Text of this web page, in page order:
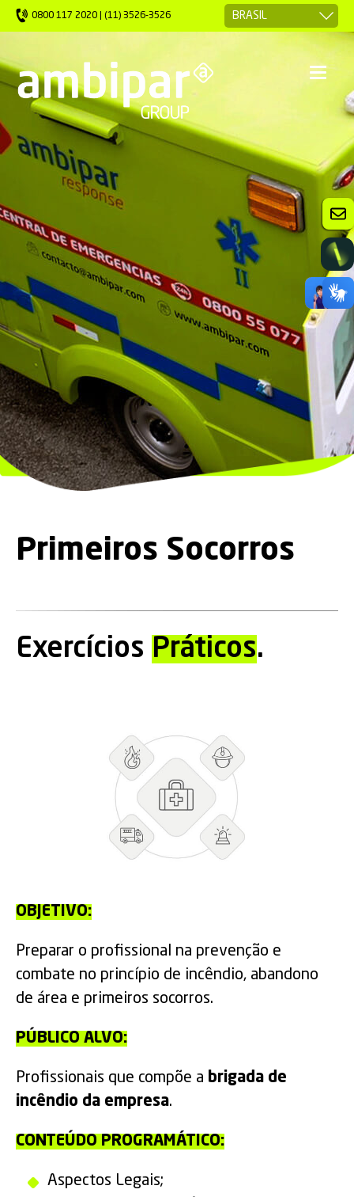
0800 117 2020 | (11) 3526-3526
Primeiros Socorros
Exercícios Práticos.
OBJETIVO:
Preparar o profissional na prevenção e
combate no princípio de incêndio, abandono
de área e primeiros socorros.
PÚBLICO ALVO:
Profissionais que compõe a brigada de
incêndio da empresa.
CONTEÚDO PROGRAMÁTICO:
Aspectos Legais;